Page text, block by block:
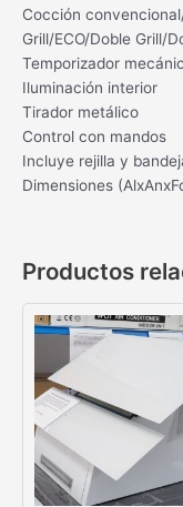
Cocción
Grill/ECO/Doble Grill/
Temporizador
Iluminación interior
Tirador metálico
Control con mandos
Incluye rejilla y
Dimensiones
Productos